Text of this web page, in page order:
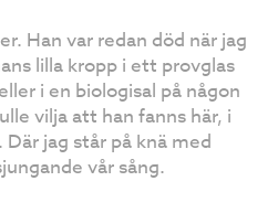
Han var redan död när jag
lilla kropp i ett provglas
i en biologisal på någon
vilja att han fanns här, i
jag står på knä med
vår sång.